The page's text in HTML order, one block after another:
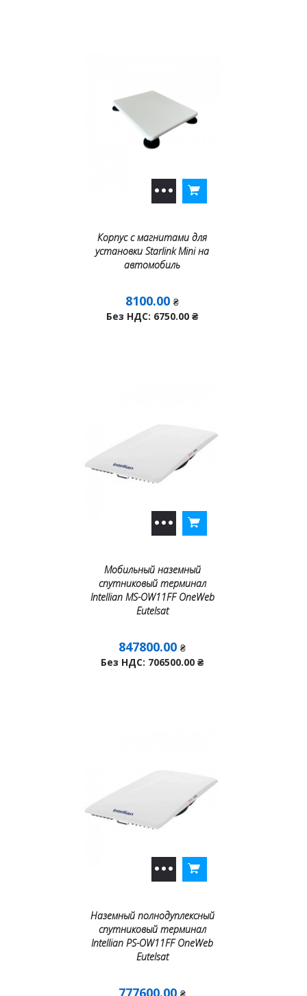
Корпус с магнитами для
установки Starlink Mini на
автомобиль
8100.00 ₴
Без НДС: 6750.00 ₴
Мобильный наземный
спутниковый терминал
Intellian MS-OW11FF OneWeb
Eutelsat
847800.00 ₴
Без НДС: 706500.00 ₴
Наземный полнодуплексный
спутниковый терминал
Intellian PS-OW11FF OneWeb
Eutelsat
777600.00